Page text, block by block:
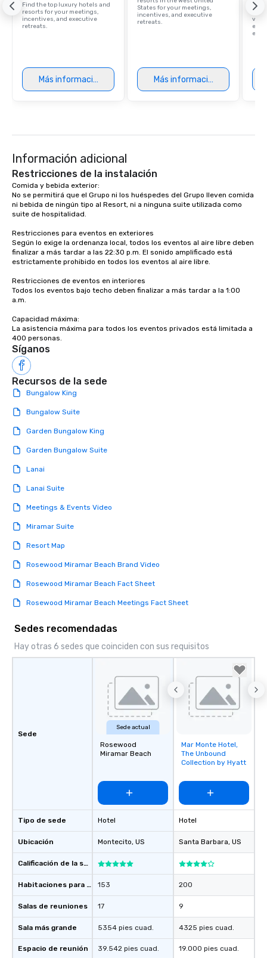
Find the top luxury hotels and
resorts for your meetings,
incentives, and executive
retreats.
Más información
States for your meetings,
incentives, and executive
retreats.
Más información
Información adicional
Restricciones de la instalación
Comida y bebida exterior:
No se permitirá que el Grupo ni los huéspedes del Grupo lleven comida
ni bebida de ningún tipo al Resort, ni a ninguna suite utilizada como
suite de hospitalidad.
Restricciones para eventos en exteriores
Según lo exige la ordenanza local, todos los eventos al aire libre deben
finalizar a más tardar a las 22:30 p.m. El sonido amplificado está
estrictamente prohibido en todos los eventos al aire libre.
Restricciones de eventos en interiores
Todos los eventos bajo techo deben finalizar a más tardar a la 1:00
a.m.
Capacidad máxima:
La asistencia máxima para todos los eventos privados está limitada a
400 personas.
Síganos
Recursos de la sede
Bungalow King
Bungalow Suite
Garden Bungalow King
Garden Bungalow Suite
Lanai
Lanai Suite
Meetings & Events Video
Miramar Suite
Resort Map
Rosewood Miramar Beach Brand Video
Rosewood Miramar Beach Fact Sheet
Rosewood Miramar Beach Meetings Fact Sheet
Sedes recomendadas
Hay otras 6 sedes que coinciden con sus requisitos
Sede
Tipo de sede
Ubicación
Calificación de la sede
Habitaciones para huéspedes
Salas de reuniones
Sala más grande
Espacio de reunión
Sede actual
Rosewood
Miramar Beach
Hotel
Montecito, US
153
17
5354 pies cuad.
39.542 pies cuad.
Removed from
favorites
Mar Monte Hotel,
The Unbound
Collection by Hyatt
Hotel
Santa Barbara, US
200
9
4325 pies cuad.
19.000 pies cuad.